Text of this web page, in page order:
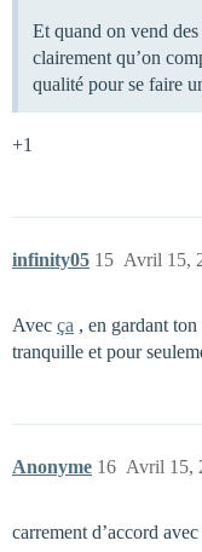
Et quand on vend
clairement qu’on
qualité pour se faire
+1
infinity05 Avril 15,
15
Avec ça , en gardant
tranquille et pour
Anonyme Avril 15,
16
carrement d’accord